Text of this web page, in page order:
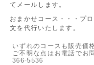
てメールします。
おまかせコース・・・プ
文を代行いたします。
いずれのコースも販売価
ご不明な点はお電話でお
366-5536